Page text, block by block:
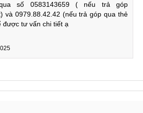
mẽ hơn, tuy nhiên trong năm 2026
tốt mọi nhu cầu sử dụng của người
iPhone 11 Pro cũ trước khi
yên tâm lựa chọn mà không lo mua
hàng dựng, sau đây là phần hướng
số 0583143659 ( nếu trả góp
và 0979.88.42.42 (nếu trả góp qua thẻ
được tư vấn chi tiết ạ